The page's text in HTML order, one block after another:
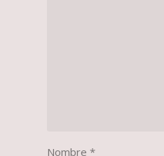
Nombre*